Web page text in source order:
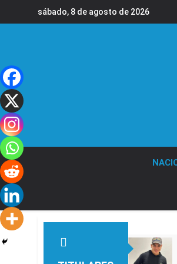
sábado, 8 de agosto de 2026